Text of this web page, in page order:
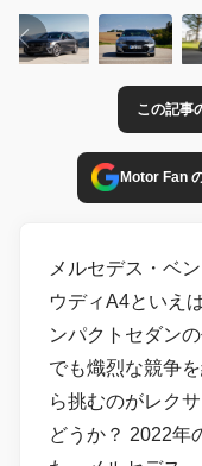
この記事
Motor Fan
メルセデス・ベ
ウディA4といえ
ンパクトセダン
でも熾烈な競争
ら挑むのがレク
どうか？ 2022年